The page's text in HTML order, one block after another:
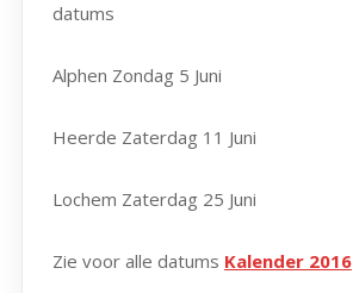
datums
Alphen Zondag 5 Juni
Heerde Zaterdag 11 Juni
Lochem Zaterdag 25 Juni
Zie voor alle datums Kalender 2016